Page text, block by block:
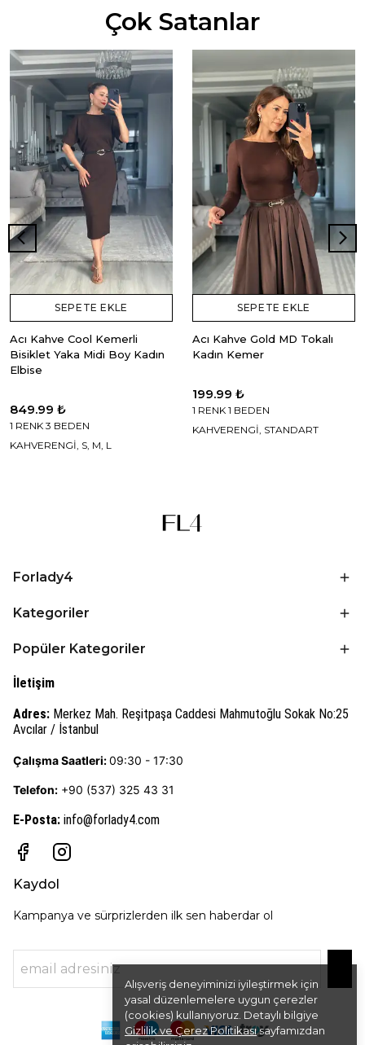
Alışveriş deneyiminizi iyileştirmek için
yasal düzenlemelere uygun çerezler
(cookies) kullanıyoruz. Detaylı bilgiye
Gizlilik ve Çerez Politikasısayfamızdan
Çok Satanlar
SEPETE EKLE
Acı Kahve Cool Kemerli
Bisiklet Yaka Midi Boy Kadın
Elbise
849.99 ₺
1 RENK 3 BEDEN
KAHVERENGİ, S, M, L
SEPETE EKLE
Acı Kahve Gold MD Tokalı
Kadın Kemer
199.99 ₺
1 RENK 1 BEDEN
KAHVERENGİ, STANDART
Forlady4
Kategoriler
Popüler Kategoriler
İletişim
Adres: Merkez Mah. Reşitpaşa Caddesi Mahmutoğlu Sokak No:25
Avcılar / İstanbul
Çalışma Saatleri:09:30 - 17:30
Telefon: +90 (537) 325 43 31
E-Posta: info@forlady4.com
Kaydol
Kampanya ve sürprizlerden ilk sen haberdar ol